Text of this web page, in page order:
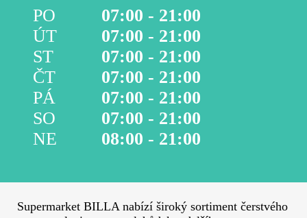
PO
07:00 - 21:00
ÚT
07:00 - 21:00
ST
07:00 - 21:00
ČT
07:00 - 21:00
PÁ
07:00 - 21:00
SO
07:00 - 21:00
NE
08:00 - 21:00
Supermarket BILLA nabízí široký sortiment čerstvého